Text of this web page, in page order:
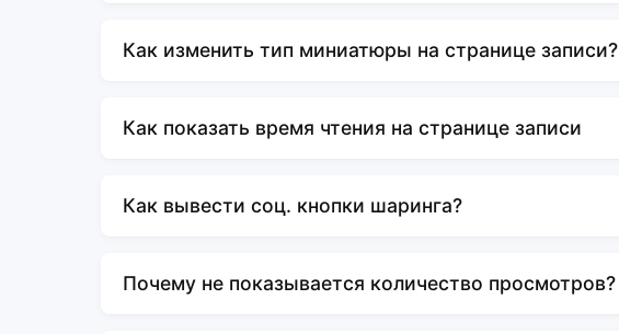
Как изменить тип миниатюры на странице записи?
Как показать время чтения на странице записи
Как вывести соц. кнопки шаринга?
Почему не показывается количество просмотров?